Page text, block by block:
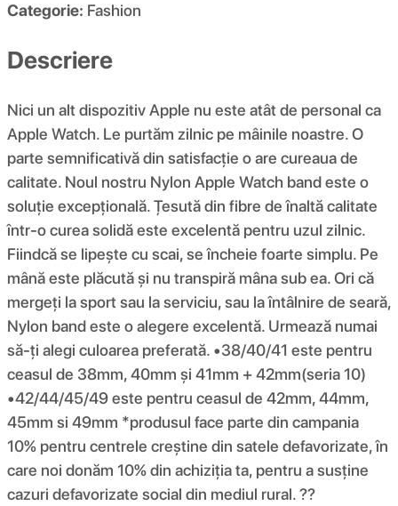
Categorie: Fashion
Descriere
Nici un alt dispozitiv Apple nu este atât de personal ca
Apple Watch. Le purtăm zilnic pe mâinile noastre. O
parte semnificativă din satisfacție o are cureaua de
calitate. Noul nostru Nylon Apple Watch band este o
soluție excepțională. Țesută din fibre de înaltă calitate
într-o curea solidă este excelentă pentru uzul zilnic.
Fiindcă se lipește cu scai, se încheie foarte simplu. Pe
mână este plăcută și nu transpiră mâna sub ea. Ori că
mergeți la sport sau la serviciu, sau la întâlnire de seară,
Nylon band este o alegere excelentă. Urmează numai
să-ți alegi culoarea preferată. •38/40/41 este pentru
ceasul de 38mm, 40mm și 41mm + 42mm(seria 10)
•42/44/45/49 este pentru ceasul de 42mm, 44mm,
45mm si 49mm *produsul face parte din campania
10% pentru centrele creștine din satele defavorizate, în
care noi donăm 10% din achiziția ta, pentru a susține
cazuri defavorizate social din mediul rural. ??